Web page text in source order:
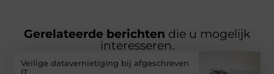
Gerelateerde berichten die u mogelijk
interesseren.
Veilige datavernietiging bij afgeschreven